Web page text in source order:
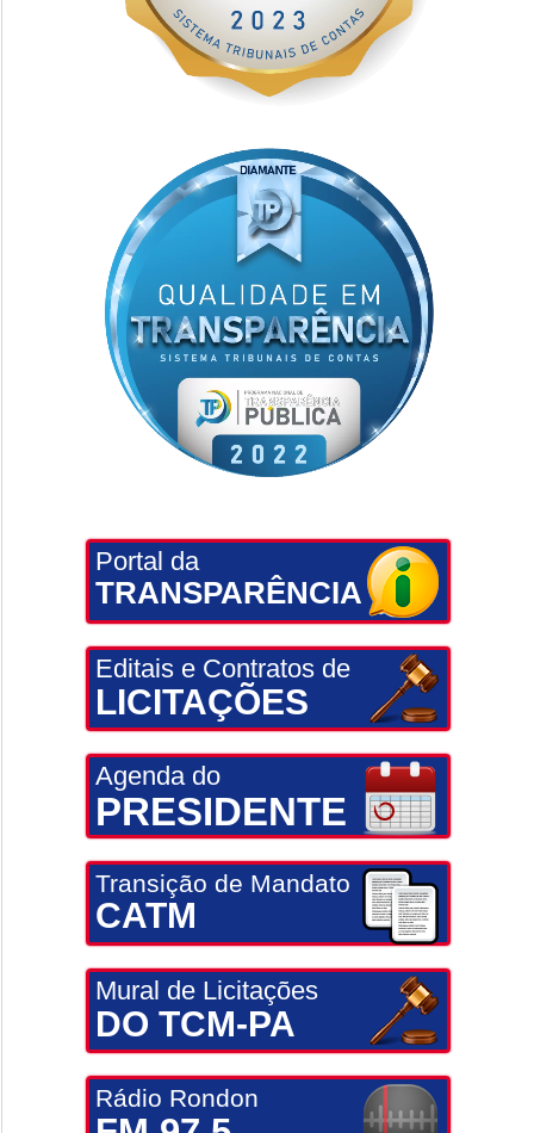
Portal da
TRANSPARÊNCIA
Editais e Contratos de
LICITAÇÕES
Agenda do
PRESIDENTE
Transição de Mandato
CATM
Mural de Licitações
DO TCM-PA
Rádio Rondon